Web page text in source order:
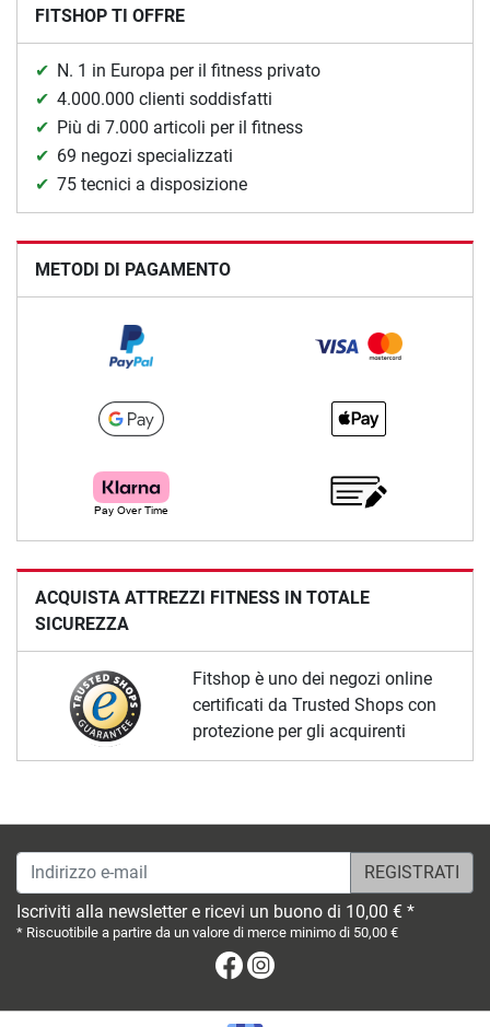
FITSHOP TI OFFRE
N. 1 in Europa per il fitness privato
4.000.000 clienti soddisfatti
Più di 7.000 articoli per il fitness
69 negozi specializzati
75 tecnici a disposizione
METODI DI PAGAMENTO
ACQUISTA ATTREZZI FITNESS IN TOTALE
SICUREZZA
Fitshop è uno dei negozi online
certificati da Trusted Shops con
protezione per gli acquirenti
Indirizzo e-mail
Iscriviti alla newsletter e ricevi un buono di 10,00 € *
* Riscuotibile a partire da un valore di merce minimo di 50,00 €
Facebook